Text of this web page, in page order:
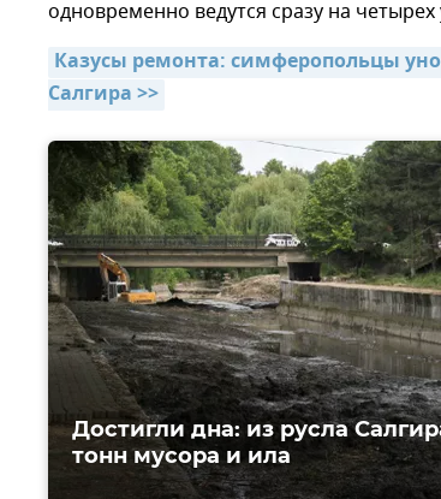
одновременно ведутся сразу на четырех
Казусы ремонта: симферопольцы
Салгира >>
Достигли дна: из русла
тонн мусора и ила